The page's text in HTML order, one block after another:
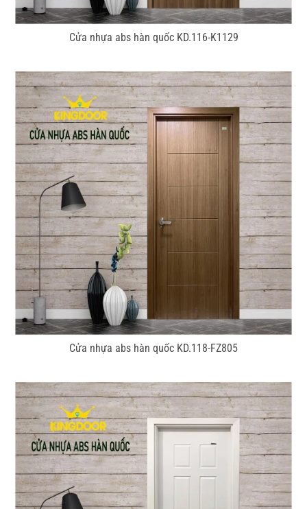
Cửa nhựa abs hàn quốc KD.116-K1129
Cửa nhựa abs hàn quốc KD.118-FZ805